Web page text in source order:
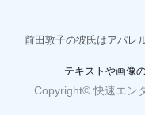
前田敦子の彼氏はアパレ
テキストや画像
Copyright© 快速エン